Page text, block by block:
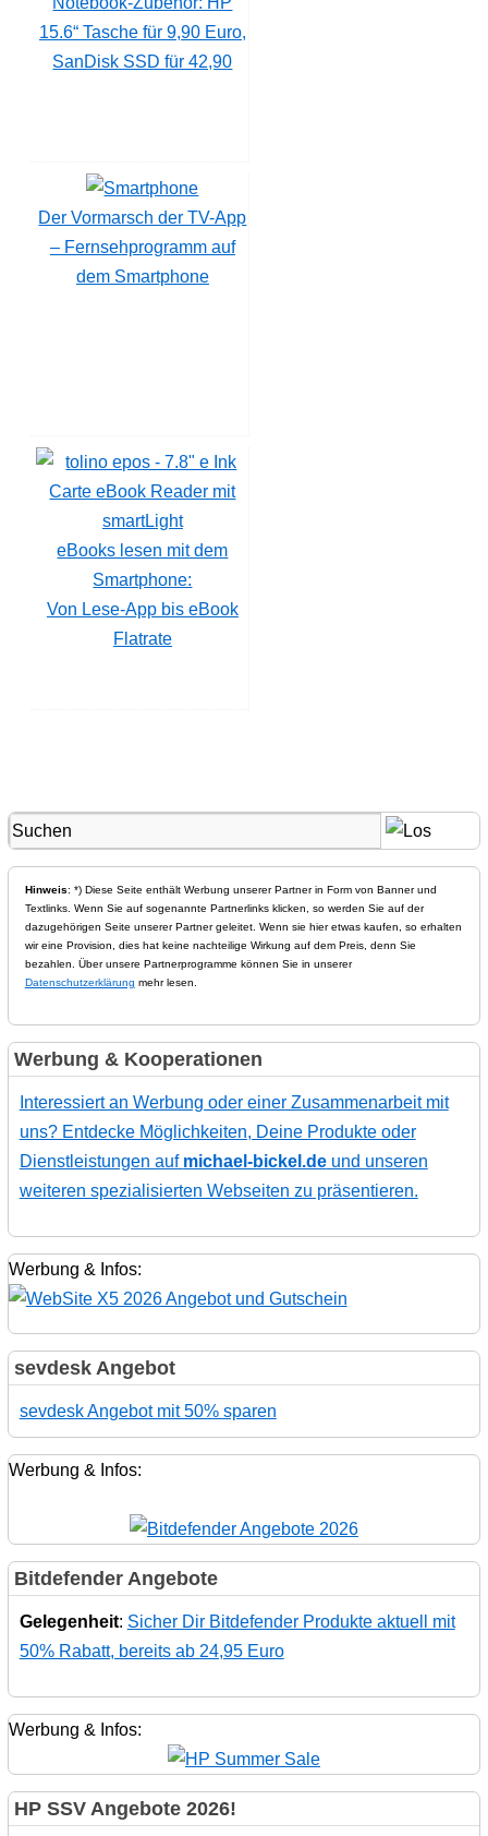
15.6“ Tasche für 9,90 Euro,
SanDisk SSD für 42,90
Der Vormarsch der TV-App
– Fernsehprogramm auf
dem Smartphone
eBooks lesen mit dem
Smartphone:
Von Lese-App bis eBook
Flatrate
Hinweis: *) Diese Seite enthält Werbung unserer Partner in Form von Banner und
Textlinks. Wenn Sie auf sogenannte Partnerlinks klicken, so werden Sie auf der
dazugehörigen Seite unserer Partner geleitet. Wenn sie hier etwas kaufen, so erhalten
wir eine Provision, dies hat keine nachteilige Wirkung auf dem Preis, denn Sie
bezahlen. Über unsere Partnerprogramme können Sie in unserer
Datenschutzerklärung mehr lesen.
Werbung & Kooperationen
Interessiert an Werbung oder einer Zusammenarbeit mit
uns? Entdecke Möglichkeiten, Deine Produkte oder
Dienstleistungen auf michael-bickel.deund unseren
weiteren spezialisierten Webseiten zu präsentieren.
Werbung & Infos:
sevdesk Angebot
sevdesk Angebot mit 50% sparen
Werbung & Infos:
Bitdefender Angebote
Gelegenheit: Sicher Dir Bitdefender Produkte aktuell mit
50% Rabatt, bereits ab 24,95 Euro
Werbung & Infos:
HP SSV Angebote 2026!